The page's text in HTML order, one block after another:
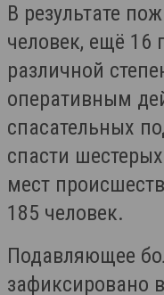
В результате
человек, ещё 16
различной
оперативным
спасательных
спасти
мест
185 человек.
Подавляющее
зафиксировано